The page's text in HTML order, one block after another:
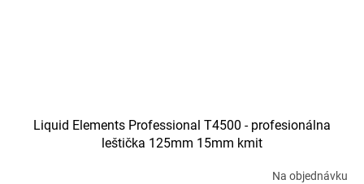
Liquid Elements Professional T4500 - profesionálna
leštička 125mm 15mm kmit
Na objednávku